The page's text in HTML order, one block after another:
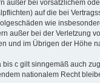
außer bei vorsätzlichem
auf die bei
wie
außer bei der Verletzung
und im Übrigen der Höhe
bis c gilt sinngemäß auch
nationalem Recht